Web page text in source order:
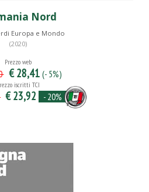
Nord
Europa e Mondo
(2020)
Prezzo web
€ 28,41 (- 5%)
iscritti TCI
€ 23,92 - 20%